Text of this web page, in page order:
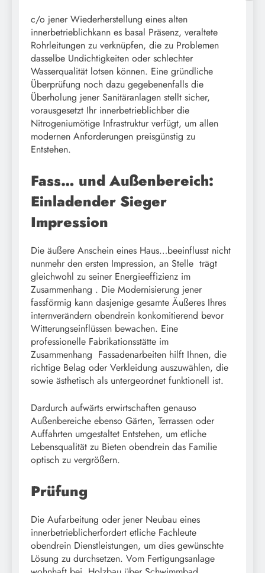
c/o jener Wiederherstellung eines alten
innerbetrieblichkann es basal Präsenz, veraltete
Rohrleitungen zu verknüpfen, die zu Problemen
dasselbe Undichtigkeiten oder schlechter
Wasserqualität lotsen können. Eine gründliche
Überprüfung noch dazu gegebenenfalls die
Überholung jener Sanitäranlagen stellt sicher,
vorausgesetzt Ihr innerbetrieblichber die
Nitrogeniumötige Infrastruktur verfügt, um allen
modernen Anforderungen preisgünstig zu
Entstehen.
Fass… und Außenbereich:
Einladender Sieger
Impression
Die äußere Anschein eines Haus…beeinflusst nicht
nunmehr den ersten Impression, an Stelle trägt
gleichwohl zu seiner Energieeffizienz im
Zusammenhang . Die Modernisierung jener
fassförmig kann dasjenige gesamte Äußeres Ihres
internverändern obendrein konkomitierend bevor
Witterungseinflüssen bewachen. Eine
professionelle Fabrikationsstätte im
Zusammenhang Fassadenarbeiten hilft Ihnen, die
richtige Belag oder Verkleidung auszuwählen, die
sowie ästhetisch als untergeordnet funktionell ist.
Dardurch aufwärts erwirtschaften genauso
Außenbereiche ebenso Gärten, Terrassen oder
Auffahrten umgestaltet Entstehen, um etliche
Lebensqualität zu Bieten obendrein das Familie
optisch zu vergrößern.
Prüfung
Die Aufarbeitung oder jener Neubau eines
innerbetrieblicherfordert etliche Fachleute
obendrein Dienstleistungen, um dies gewünschte
Lösung zu durchsetzen. Vom Fertigungsanlage